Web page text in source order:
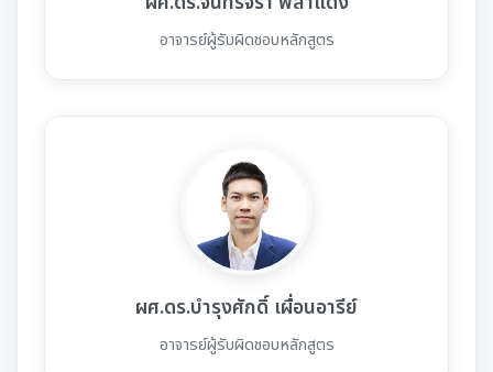
อาจารย์ผู้รับผิดชอบหลักสูตร
ผศ.ดร.บำรุงศักดิ์ เผื่อนอารีย์
อาจารย์ผู้รับผิดชอบหลักสูตร